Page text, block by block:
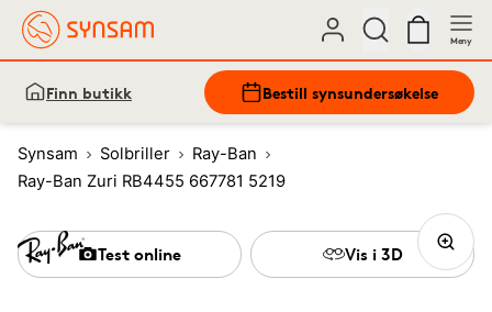
Meny
Finn butikk Bestill synsundersøkelse
Synsam Solbriller
Ray-Ban
Ray-Ban Zuri RB4455 667781 5219
Test online Vis i 3D